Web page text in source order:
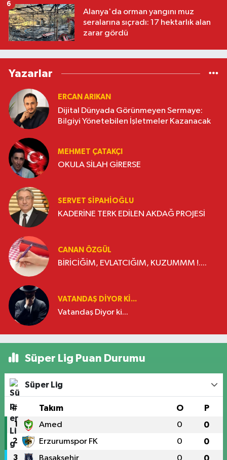
Alanya'da orman yangını muz
seralarına sıçradı: 17 hektarlık alan
zarar gördü
6
Yazarlar
ERCAN ARIKAN
Dijital Dünyada Görünmeyen Sermaye:
Bilgiyi Yönetebilen İşletmeler Kazanacak
MEHMET ÇATAKÇI
OKULA SİLAH GİRERSE
SERVET SİPAHİOĞLU
KADERİNE TERK EDİLEN AKDAĞ PROJESİ
CANAN ÖZGÜL
BİRİCİĞİM, EVLATCIĞIM, KUZUMMM !....
VATANDAŞ DIYOR KI...
Vatandaş Diyor ki...
Süper Lig Puan Durumu
Süper Lig
# Takım O P
1 Amed 0 0
2 Erzurumspor FK 0 0
3